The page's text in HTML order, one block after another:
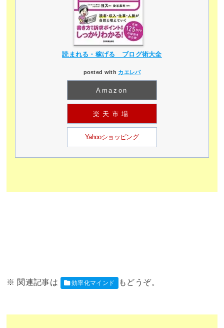
読まれる・稼げる ブログ術大全
posted with カエレバ
Amazon
楽天市場
Yahooショッピング
効率化マインド